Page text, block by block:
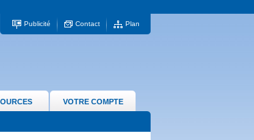
Publicité Contact Plan
VOTRE COMPTE